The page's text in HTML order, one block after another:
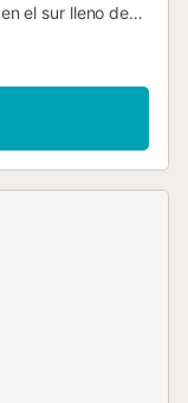
el sur lleno de
de la Costa
como en casa
de sus
mar. Es muy
un